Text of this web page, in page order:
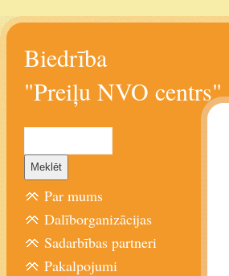
Biedrība
"Preiļu NVO centrs"
Par mums
Dalīborganizācijas
Sadarbības partneri
Pakalpojumi